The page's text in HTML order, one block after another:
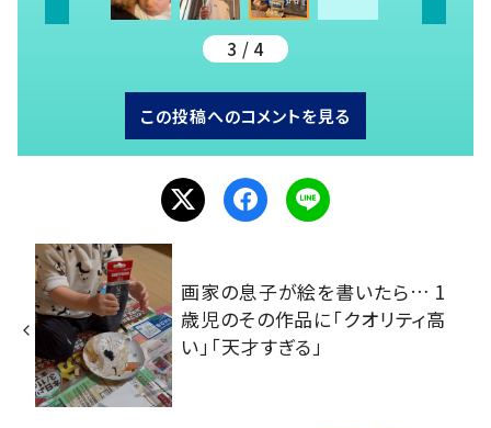
3 / 4
この投稿へのコメントを見る
画家の息子が絵を書いたら… 1
歳児のその作品に「クオリティ高
い」「天才すぎる」